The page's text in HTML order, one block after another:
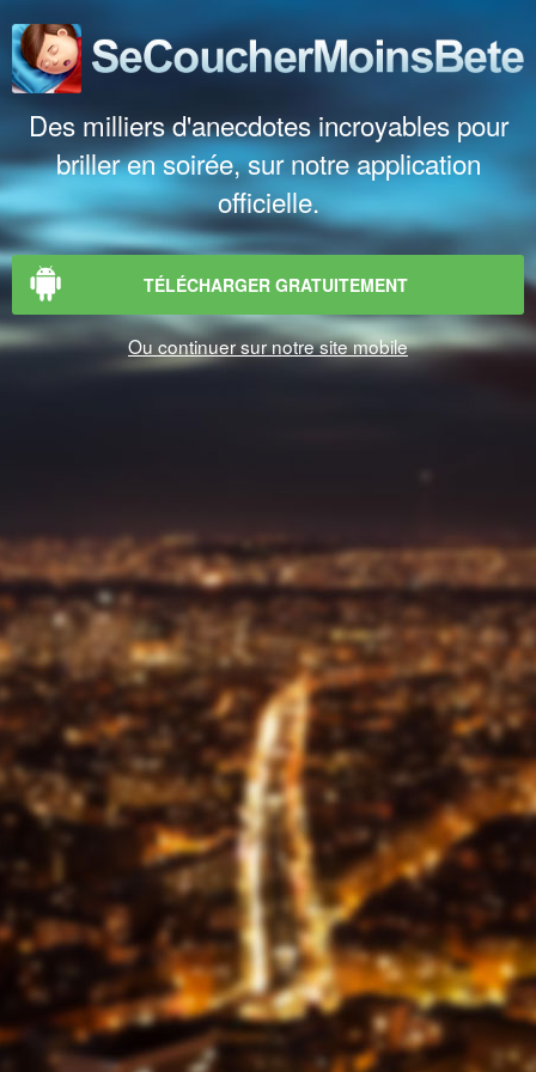
Des milliers d'anecdotes incroyables pour
briller en soirée, sur notre application
officielle.
TÉLÉCHARGER GRATUITEMENT
Ou continuer sur notre site mobile